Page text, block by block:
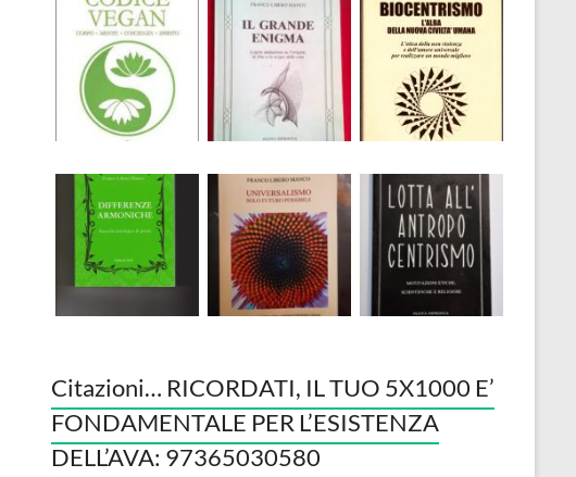
Citazioni… RICORDATI, IL TUO 5X1000 E’
FONDAMENTALE PER L’ESISTENZA
DELL’AVA: 97365030580